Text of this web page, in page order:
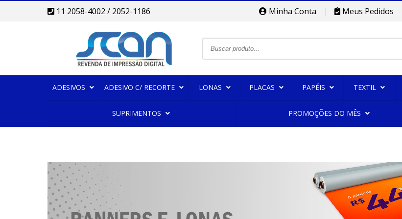
11 2058-4002 / 2052-1186 Minha Conta Meus Pedidos
ADESIVOS ADESIVO C/ RECORTE LONAS PLACAS PAPÉIS TEXTIL
SUPRIMENTOS PROMOÇÕES DO MÊS